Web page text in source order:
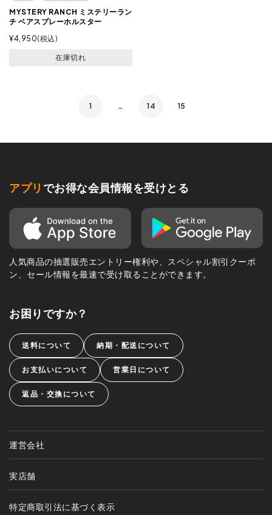
MYSTERY RANCH ミステリーラン
チ ベアスプレーホルスター
¥4,950 税込
在庫切れ
1 … 14 15
アプリ でお得な会員情報を受けとる
人気商品の抽選販売エントリー権利や、スペシャル割引クーポ
ン、セール情報を最速で受け取ることができます。
お困りですか？
送料について 納期・配送について
お支払いについて 営業日について
返品・交換について
運営会社
実店舗
特定商取引法に基づく表示